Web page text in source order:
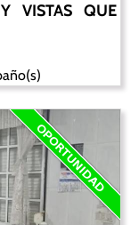
VISTAS QUE